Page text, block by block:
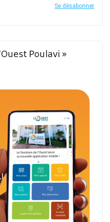
Se désabonner
Poulavi »